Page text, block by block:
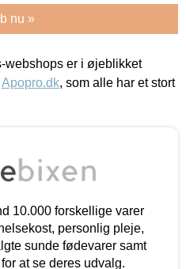
nu »
webshops er i øjeblikket
Apopro.dk, som alle har et stort
10.000 forskellige varer
personlig pleje,
sunde fødevarer samt
at se deres udvalg.